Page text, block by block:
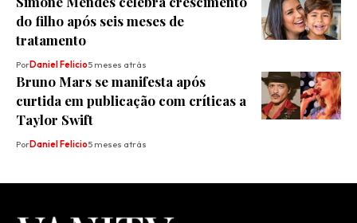
do filho após seis meses de
tratamento
PorDaniel Felicio5 meses atrás
Bruno Mars se manifesta após
curtida em publicação com críticas a
Taylor Swift
PorDaniel Felicio5 meses atrás